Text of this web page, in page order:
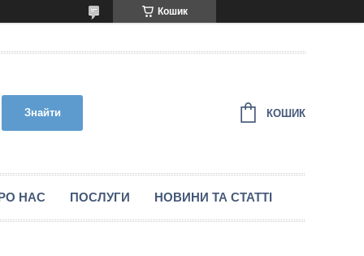
Кошик
Знайти КОШИК
НАС ПОСЛУГИ НОВИНИ ТА СТАТТІ